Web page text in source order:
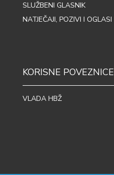
SLUŽBENI GLASNIK
NATJEČAJI, POZIVI I OGLASI
KORISNE POVEZNICE
VLADA HBŽ